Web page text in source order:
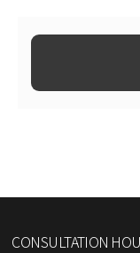
CONSULTATION